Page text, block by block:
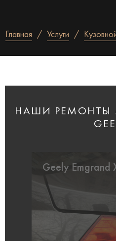
Главная Услуги
НАШИ
Geely Emgrand